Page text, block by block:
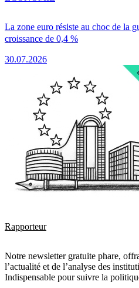
La zone euro résiste au choc de la
croissance de 0,4 %
30.07.2026
Rapporteur
Notre newsletter gratuite phare,
l’actualité et de l’analyse des
Indispensable pour suivre la